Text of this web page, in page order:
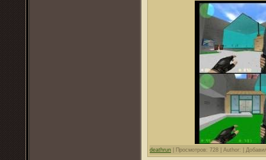
deathrun Просмотров: 728 | Author: |